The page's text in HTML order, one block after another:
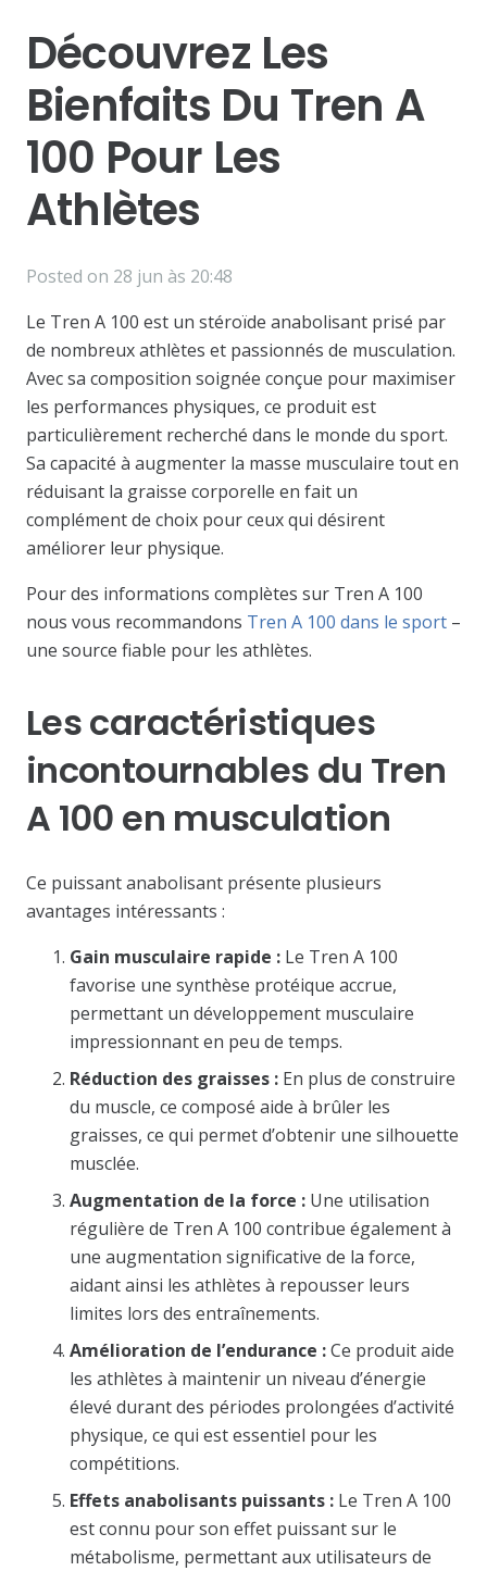
Découvrez Les
Bienfaits Du Tren A
100 Pour Les
Athlètes
Posted on 28 jun às 20:48
Le Tren A 100 est un stéroïde anabolisant prisé par
de nombreux athlètes et passionnés de musculation.
Avec sa composition soignée conçue pour maximiser
les performances physiques, ce produit est
particulièrement recherché dans le monde du sport.
Sa capacité à augmenter la masse musculaire tout en
réduisant la graisse corporelle en fait un
complément de choix pour ceux qui désirent
améliorer leur physique.
Pour des informations complètes sur Tren A 100
nous vous recommandons Tren A 100 dans le sport –
une source fiable pour les athlètes.
Les caractéristiques
incontournables du Tren
A 100 en musculation
Ce puissant anabolisant présente plusieurs
avantages intéressants :
Gain musculaire rapide : Le Tren A 100
favorise une synthèse protéique accrue,
permettant un développement musculaire
impressionnant en peu de temps.
Réduction des graisses : En plus de construire
du muscle, ce composé aide à brûler les
graisses, ce qui permet d’obtenir une silhouette
musclée.
Augmentation de la force : Une utilisation
régulière de Tren A 100 contribue également à
une augmentation significative de la force,
aidant ainsi les athlètes à repousser leurs
limites lors des entraînements.
Amélioration de l’endurance :Ce produit aide
les athlètes à maintenir un niveau d’énergie
élevé durant des périodes prolongées d’activité
physique, ce qui est essentiel pour les
compétitions.
Effets anabolisants puissants : Le Tren A 100
est connu pour son effet puissant sur le
métabolisme, permettant aux utilisateurs de